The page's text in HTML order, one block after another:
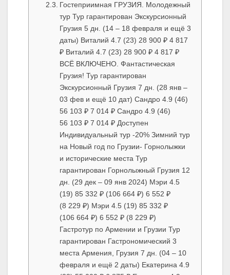
Гостеприимная ГРУЗИЯ. Молодежный
тур Тур гарантирован Экскурсионный
Грузия 5 дн. (14 – 18 февраля и ещё 3
даты) Виталий 4.7 (23) 28 900 ₽ 4 817
₽ Виталий 4.7 (23) 28 900 ₽ 4 817 ₽
ВСЁ ВКЛЮЧЕНО. Фантастическая
Грузия! Тур гарантирован
Экскурсионный Грузия 7 дн. (28 янв –
03 фев и ещё 10 дат) Сандро 4.9 (46)
56 103 ₽ 7 014 ₽ Сандро 4.9 (46)
56 103 ₽ 7 014 ₽ Доступен
Индивидуальный тур -20% Зимний тур
на Новый год по Грузии- Горнолыжки
и исторические места Тур
гарантирован Горнолыжный Грузия 12
дн. (29 дек – 09 янв 2024) Мэри 4.5
(19) 85 332 ₽ (106 664 ₽) 6 552 ₽
(8 229 ₽) Мэри 4.5 (19) 85 332 ₽
(106 664 ₽) 6 552 ₽ (8 229 ₽)
Гастротур по Армении и Грузии Тур
гарантирован Гастрономический 3
места Армения, Грузия 7 дн. (04 – 10
февраля и ещё 2 даты) Екатерина 4.9